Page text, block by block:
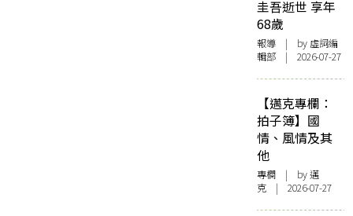
圭吾逝世 享年
68歲
報導 | by 虛詞編
輯部 | 2026-07-27
【邁克專欄：
拍子簿】國
情、風情及其
他
專欄 | by邁
克 | 2026-07-27